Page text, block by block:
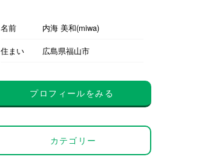
名前
内海 美和(miwa)
住まい
広島県福山市
プロフィールをみる
カテゴリー